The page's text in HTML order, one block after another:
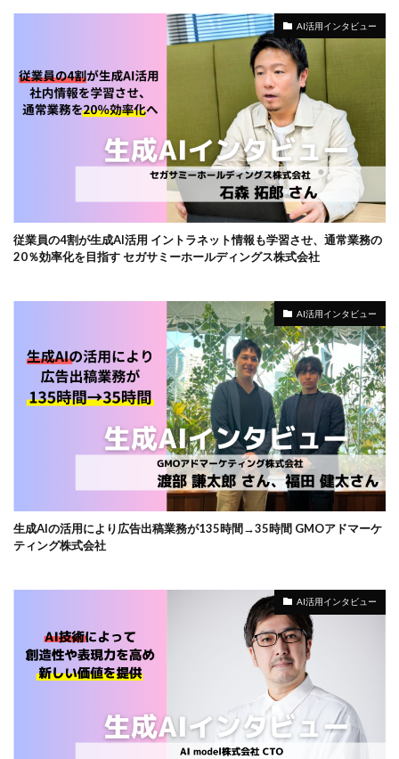
AI活用インタビュー
従業員の4割が生成AI活用 イントラネット情報も学習させ、通常業務の
20％効率化を目指す セガサミーホールディングス株式会社
AI活用インタビュー
生成AIの活用により広告出稿業務が135時間→35時間 GMOアドマーケ
ティング株式会社
AI活用インタビュー